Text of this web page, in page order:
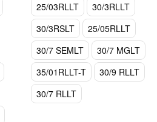
25/03RLLT
30/3RLLT
30/3RSLT
25/05RLLT
30/7 SEMLT
30/7 MGLT
35/01RLLT-T
30/9 RLLT
30/7 RLLT